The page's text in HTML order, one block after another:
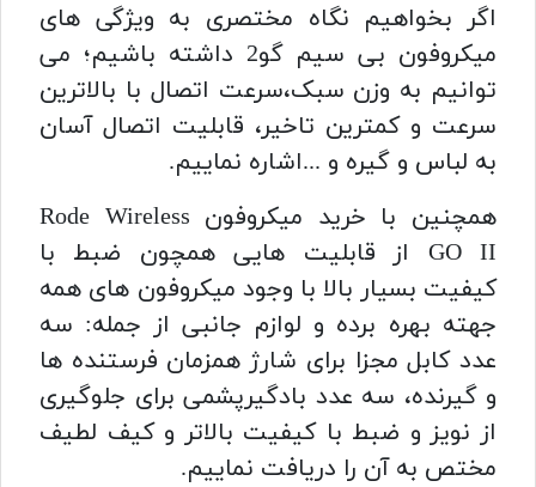
اگر بخواهیم نگاه مختصری به ویژگی های
میکروفون بی سیم گو2 داشته باشیم؛ می
توانیم به وزن سبک،سرعت اتصال با بالاترین
سرعت و کمترین تاخیر، قابلیت اتصال آسان
به لباس و گیره و ...اشاره نماییم.
همچنین با خرید میکروفون Rode Wireless
GO II از قابلیت هایی همچون ضبط با
کیفیت بسیار بالا با وجود میکروفون های همه
جهته بهره برده و لوازم جانبی از جمله: سه
عدد کابل مجزا برای شارژ همزمان فرستنده ها
و گیرنده، سه عدد بادگیرپشمی برای جلوگیری
از نویز و ضبط با کیفیت بالاتر و کیف لطیف
مختص به آن را دریافت نماییم.